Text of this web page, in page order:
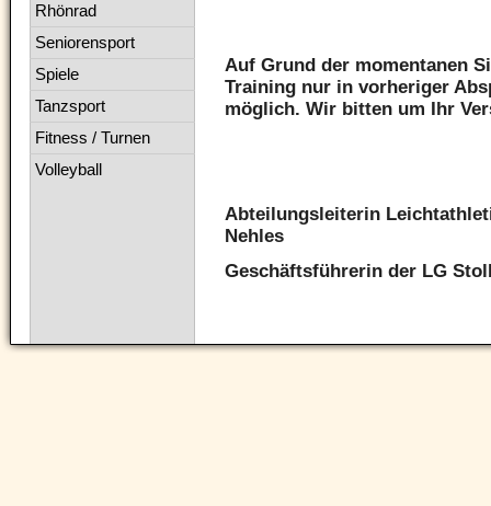
Auf Grund der momentanen
Training nur in vorheriger
möglich. Wir bitten um Ihr
Abteilungsleiterin
Nehles
Geschäftsführerin der LG
Rhönrad
Seniorensport
Spiele
Tanzsport
Fitness / Turnen
Volleyball
Navigation